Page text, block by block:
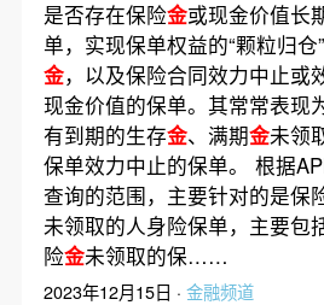
是否存在保险金或现金价值长
单，实现保单权益的“颗粒归
金，以及保险合同效力中止或
现金价值的保单。其常常表现
有到期的生存金、满期金未领
保单效力中止的保单。 根据
查询的范围，主要针对的是保
未领取的人身险保单，主要包
险金未领取的保……
2023年12月15日 · 金融频道